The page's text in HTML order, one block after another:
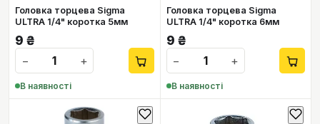
Головка торцева Sigma
ULTRA 1/4" коротка 5мм
9 ₴
−
+
В наявності
Головка торцева Sigma
ULTRA 1/4" коротка 6мм
9 ₴
−
+
В наявності